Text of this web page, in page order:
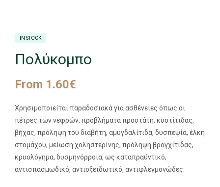
IN STOCK
Πολύκομπο
From 1.60€
Χρησιμοποιείται παραδοσιακά για ασθένειες όπως οι
πέτρες των νεφρών, προβλήματα προστάτη, κυστίτιδας,
βήχας, πρόληψη του διαβήτη, αμυγδαλίτιδα, δυσπεψία, έλκη
στομάχου, μείωση χοληστερίνης, πρόληψη βρογχίτιδας,
κρυολόγημα, δυσμηνόρροια, ως καταπραϋντικό,
αντισπασμωδικό, αντιοξειδωτικό, αντιφλεγμονώδες.